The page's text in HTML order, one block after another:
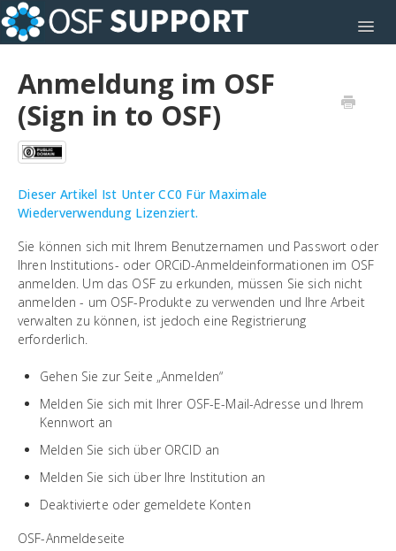
Anmeldung im OSF
(Sign in to OSF)
Dieser Artikel Ist Unter CC0 Für Maximale
Wiederverwendung Lizenziert.
Sie können sich mit Ihrem Benutzernamen und Passwort oder
Ihren Institutions- oder ORCiD-Anmeldeinformationen im OSF
anmelden. Um das OSF zu erkunden, müssen Sie sich nicht
anmelden - um OSF-Produkte zu verwenden und Ihre Arbeit
verwalten zu können, ist jedoch eine Registrierung
erforderlich.
Gehen Sie zur Seite „Anmelden“
Melden Sie sich mit Ihrer OSF-E-Mail-Adresse und Ihrem
Kennwort an
Melden Sie sich über ORCID an
Melden Sie sich über Ihre Institution an
Deaktivierte oder gemeldete Konten
OSF-Anmeldeseite